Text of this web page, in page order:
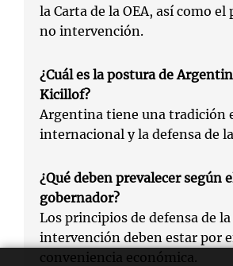
la Carta de la OEA, así como
no intervención.
¿Cuál es la postura de
Kicillof?
Argentina tiene una tradición
internacional y la defensa de
¿Qué deben prevalecer según
gobernador?
Los principios de defensa de
intervención deben estar por
conveniencia económica.